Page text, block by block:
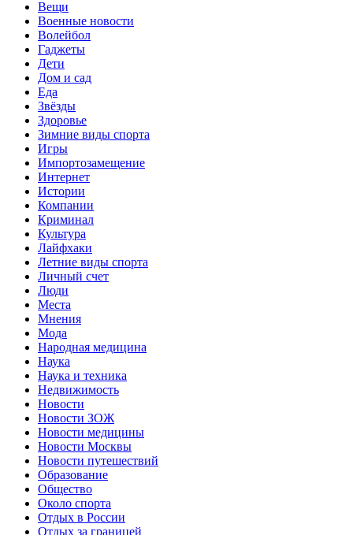
Вещи
Военные новости
Волейбол
Гаджеты
Дети
Дом и сад
Еда
Звёзды
Здоровье
Зимние виды спорта
Игры
Импортозамещение
Интернет
Истории
Компании
Криминал
Культура
Лайфхаки
Летние виды спорта
Личный счет
Люди
Места
Мнения
Мода
Народная медицина
Наука
Наука и техника
Недвижимость
Новости
Новости ЗОЖ
Новости медицины
Новости Москвы
Новости путешествий
Образование
Общество
Около спорта
Отдых в России
Отдых за границей